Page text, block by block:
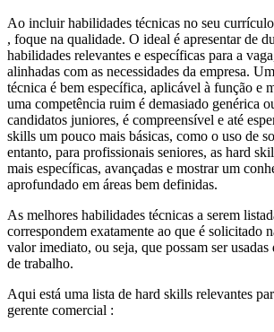
Ao incluir habilidades técnicas no seu
, foque na qualidade. O ideal é apresentar de
habilidades relevantes e específicas para a
alinhadas com as necessidades da empresa.
técnica é bem específica, aplicável à função e
uma competência ruim é demasiado genérica
candidatos juniores, é compreensível e até
skills um pouco mais básicas, como o uso de
entanto, para profissionais seniores, as hard
mais específicas, avançadas e mostrar um
aprofundado em áreas bem definidas.
As melhores habilidades técnicas a serem
correspondem exatamente ao que é solicitado
valor imediato, ou seja, que possam ser
de trabalho.
Aqui está uma lista de hard skills relevantes
gerente comercial :